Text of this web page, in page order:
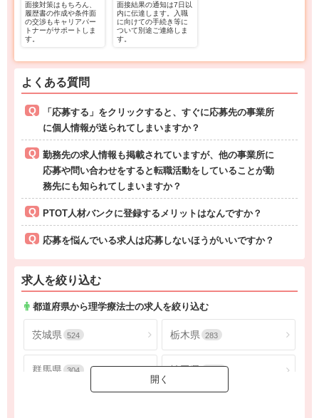
面接対策はもちろん、
履歴書の作成や条件面
の交渉もキャリアパー
トナーがサポートしま
す。
面接結果の通知は7日以
内に伝達します。入職
に向けての手続き等に
ついて別途ご連絡しま
す。
よくある質問
「応募する」をクリックすると、すぐに応募先の事業所
に個人情報が送られてしまいますか？
勤務先の求人情報も掲載されていますが、他の事業所に
応募や問い合わせをすると転職活動をしていることが勤
務先にも知られてしまいますか？
PTOT人材バンクに登録するメリットはなんですか？
応募を悩んでいる求人は応募しないほうがいいですか？
求人を絞り込む
都道府県から理学療法士の求人を絞り込む
茨城県 524 栃木県 283
群馬県 304 埼玉県